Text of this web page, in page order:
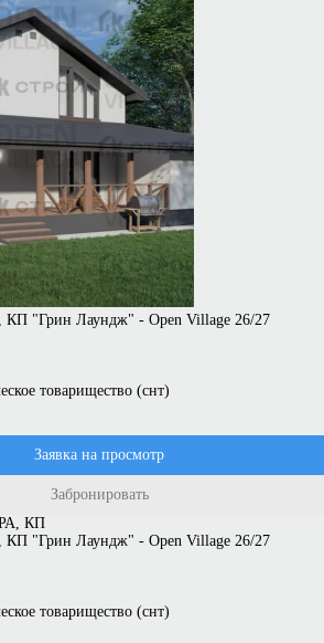
"Грин Лаундж" - Open Village 26/27
товарищество (снт)
Заявка на просмотр
Забронировать
"Грин Лаундж" - Open Village 26/27
товарищество (снт)